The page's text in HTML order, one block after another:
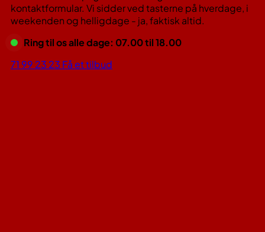
kontaktformular. Vi sidder ved tasterne på hverdage, i
weekenden og helligdage - ja, faktisk altid.
Ring til os alle dage: 07.00 til 18.00
71 99 23 23 Få et tilbud